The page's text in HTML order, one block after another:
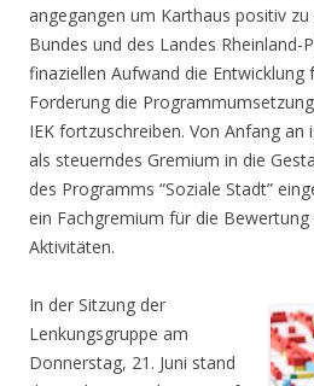
angegangen um Karthaus positiv
Bundes und des Landes Rheinland-
finaziellen Aufwand die Entwicklung
Forderung die
IEK fortzuschreiben. Von Anfang an
als steuerndes Gremium in die
des Programms “Soziale Stadt”
ein Fachgremium für die Bewertung
Aktivitäten.
In der Sitzung der
Lenkungsgruppe am
Donnerstag, 21. Juni stand